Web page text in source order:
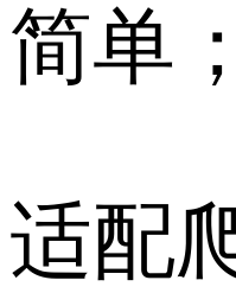
简单；
适配